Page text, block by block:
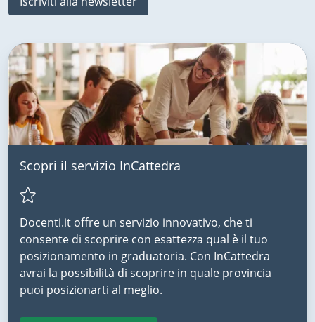
Scopri il servizio InCattedra
Docenti.it offre un servizio innovativo, che ti
consente di scoprire con esattezza qual è il tuo
posizionamento in graduatoria. Con InCattedra
avrai la possibilità di scoprire in quale provincia
puoi posizionarti al meglio.